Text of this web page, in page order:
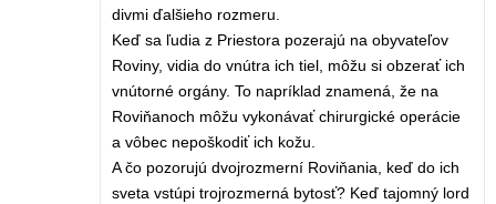
divmi ďalšieho rozmeru.
Keď sa ľudia z Priestora pozerajú na obyvateľov
Roviny, vidia do vnútra ich tiel, môžu si obzerať ich
vnútorné orgány. To napríklad znamená, že na
Roviňanoch môžu vykonávať chirurgické operácie
a vôbec nepoškodiť ich kožu.
A čo pozorujú dvojrozmerní Roviňania, keď do ich
sveta vstúpi trojrozmerná bytosť? Keď tajomný lord